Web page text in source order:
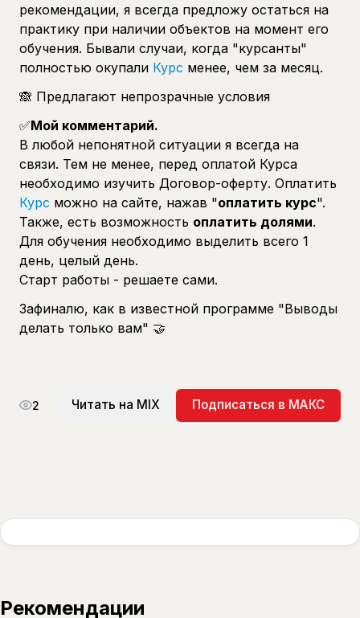
рекомендации, я всегда предложу остаться на
практику при наличии объектов на момент его
обучения. Бывали случаи, когда "курсанты"
полностью окупали Курс менее, чем за месяц.
🙈 Предлагают непрозрачные условия
✅Мой комментарий.
В любой непонятной ситуации я всегда на
связи. Тем не менее, перед оплатой Курса
необходимо изучить Договор-оферту. Оплатить
Курс можно на сайте, нажав "оплатить курс".
Также, есть возможность оплатить долями.
Для обучения необходимо выделить всего 1
день, целый день.
Старт работы - решаете сами.
Зафиналю, как в известной программе "Выводы
делать только вам" 🤝
2 Читать на MIX Подписаться в МАКС
Рекомендации